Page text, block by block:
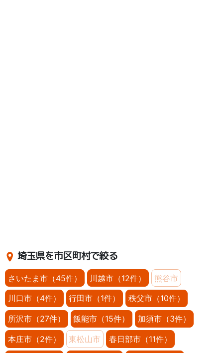
埼玉県を市区町村で絞る
さいたま市（45件） 川越市（12件） 熊谷市
川口市（4件） 行田市（1件） 秩父市（10件）
所沢市（27件） 飯能市（15件） 加須市（3件）
本庄市（2件） 東松山市 春日部市（11件）